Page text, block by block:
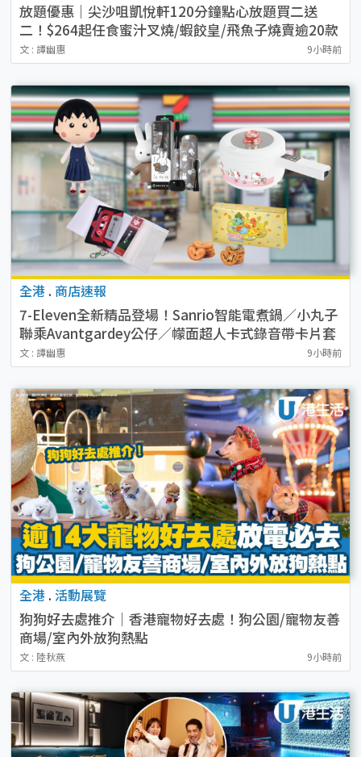
放題優惠｜尖沙咀凱悅軒120分鐘點心放題買二送
二！$264起任食蜜汁叉燒/蝦餃皇/飛魚子燒賣逾20款
點心
文 : 譚幽惠 9小時前
全港 . 商店速報
7-Eleven全新精品登場！Sanrio智能電煮鍋／小丸子
聯乘Avantgardey公仔／幪面超人卡式錄音帶卡片套
／貓山王榴槤冰皮 附開售詳情
文 : 譚幽惠 9小時前
全港 . 活動展覽
狗狗好去處推介｜香港寵物好去處！狗公園/寵物友善
商場/室內外放狗熱點
文 : 陸秋燕 9小時前